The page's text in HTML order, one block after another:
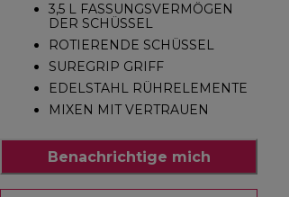
3,5 L FASSUNGSVERMÖGEN
DER SCHÜSSEL
ROTIERENDE SCHÜSSEL
SUREGRIP GRIFF
EDELSTAHL RÜHRELEMENTE
MIXEN MIT VERTRAUEN
Benachrichtige mich